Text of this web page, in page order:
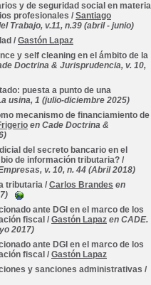
y de seguridad social en materia
profesionales / Santiago
Trabajo, v.11, n.39 (abril - junio)
/ Gastón Lapaz
y self cleaning en el ámbito de la
Doctrina & Jurisprudencia, v. 10,
puesta a punto de una
usina, 1 (julio-diciembre 2025)
mecanismo de financiamiento de
en Cade Doctrina &
del secreto bancario en el
de información tributaria? /
v. 10, n. 44 (Abril 2018)
tributaria / Carlos Brandes en
ante DGI en el marco de los
fiscal / Gastón Lapaz en CADE.
2017)
ante DGI en el marco de los
fiscal / Gastón Lapaz
y sanciones administrativas /